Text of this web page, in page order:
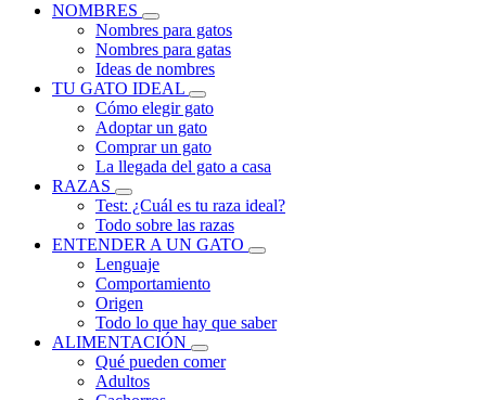
NOMBRES
Nombres para gatos
Nombres para gatas
Ideas de nombres
TU GATO IDEAL
Cómo elegir gato
Adoptar un gato
Comprar un gato
La llegada del gato a casa
RAZAS
Test: ¿Cuál es tu raza ideal?
Todo sobre las razas
ENTENDER A UN GATO
Lenguaje
Comportamiento
Origen
Todo lo que hay que saber
ALIMENTACIÓN
Qué pueden comer
Adultos